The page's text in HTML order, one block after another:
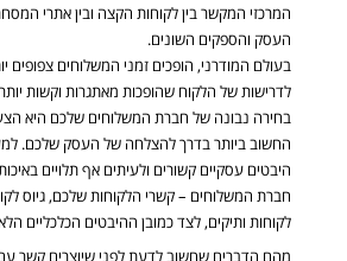
המרכזי המקשר בין לקוחות הקצה ובין אתרי
העסק והספקים השונים.
בעולם המודרני, הופכים זמני המשלוחים צפופים
לדרישות של הלקוח שהופכות מאתגרות וקשות יותר
בחירה נבונה של חברת המשלוחים שלכם היא
החשוב ביותר בדרך להצלחה של העסק שלכם.
היבטים עסקיים קשורים ולעיתים אף תלויים
חברת המשלוחים – קשרי הלקוחות שלכם, גיוס
לקוחות ותיקים, לצד כמובן ההיבטים הכלכליים
מהם הדברים שחשוב לדעת לפני שיוצרים קשר